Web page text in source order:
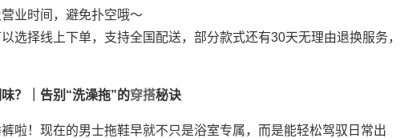
业时间，避免扑空哦～
选择线上下单，支持全国配送，部分款式还有30天无理由退换服务，
？｜告别“洗澡拖”的穿搭秘诀
啦！现在的男士拖鞋早就不只是浴室专属，而是能轻松驾驭日常出